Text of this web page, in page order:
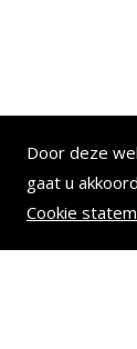
Door deze
gaat u
Cookie